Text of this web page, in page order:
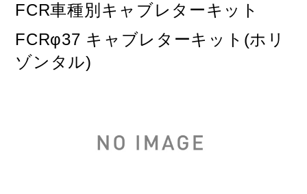
HUSQVANA
閉じる
FCR車種別キャブレターキット
FCRφ37 キャブレターキット(ホリ
ゾンタル)